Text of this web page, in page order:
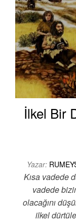
İlkel Bir
Yazar:
Kısa vadede
vadede
olacağını
ilkel